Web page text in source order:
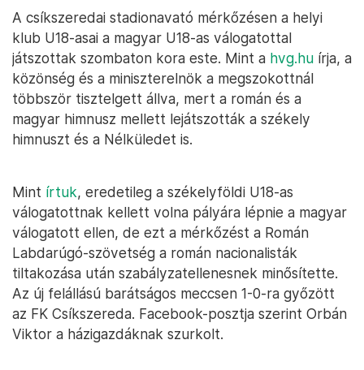
A csíkszeredai stadionavató mérkőzésen a helyi
klub U18-asai a magyar U18-as válogatottal
játszottak szombaton kora este. Mint a hvg.hu írja, a
közönség és a miniszterelnök a megszokottnál
többször tisztelgett állva, mert a román és a
magyar himnusz mellett lejátszották a székely
himnuszt és a Nélküledet is.
Mint írtuk, eredetileg a székelyföldi U18-as
válogatottnak kellett volna pályára lépnie a magyar
válogatott ellen, de ezt a mérkőzést a Román
Labdarúgó-szövetség a román nacionalisták
tiltakozása után szabályzatellenesnek minősítette.
Az új felállású barátságos meccsen 1-0-ra győzött
az FK Csíkszereda. Facebook-posztja szerint Orbán
Viktor a házigazdáknak szurkolt.